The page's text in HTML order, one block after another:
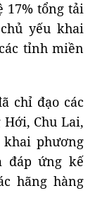
17% tổng tải
yếu khai
tỉnh miền
chỉ đạo các
Chu Lai,
khai phương
đáp ứng kế
hãng hàng